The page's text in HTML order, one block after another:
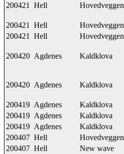
200421 Hell Hovedveggen
200421 Hell Hovedveggen
200421
Hell Hovedveggen
200420 Agdenes Kaldklova
200420 Agdenes Kaldklova
200419 Agdenes Kaldklova
200419 Agdenes Kaldklova
200419 Agdenes Kaldklova
200407 Hell Hovedveggen
200407 Hell New wave